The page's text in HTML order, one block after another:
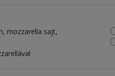
mozzarella sajt